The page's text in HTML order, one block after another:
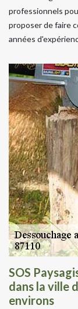
professionnels
proposer de faire
années
SOS
dans la ville
environs